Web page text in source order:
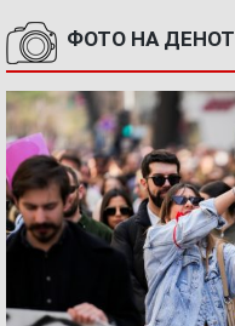
ФОТО НА ДЕНОТ